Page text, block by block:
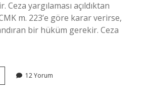
yargılaması açıldıktan
m. 223’e göre karar verirse,
bir hüküm gerekir. Ceza
12 Yorum